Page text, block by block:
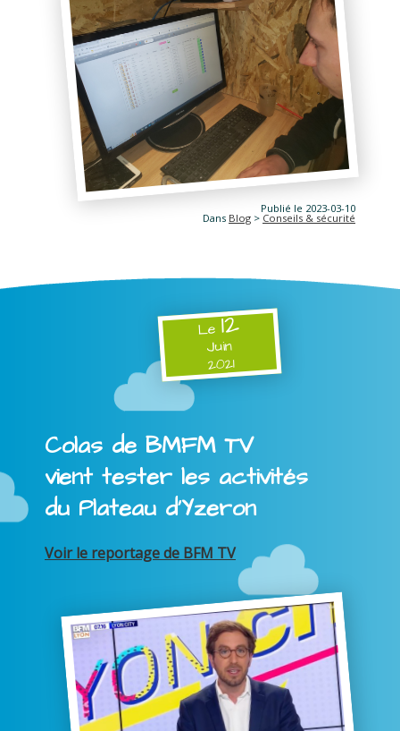
Publié le 2023-03-10
Dans Blog > Conseils & sécurité
Le12
Juin
2021
Colas de BMFM TV
vient tester les activités
du Plateau d'Yzeron
Voir le reportage de BFM TV